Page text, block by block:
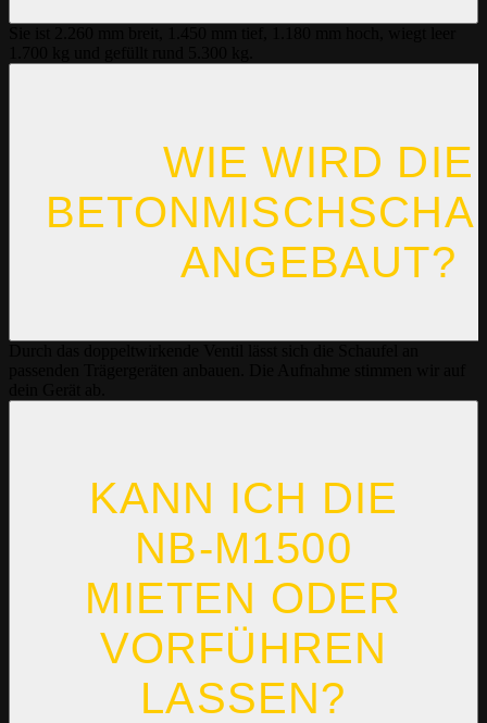
WIE WIRD DIE
ANGEBAUT?
KANN ICH DIE
NB-M1500
MIETEN ODER
VORFÜHREN
LASSEN?